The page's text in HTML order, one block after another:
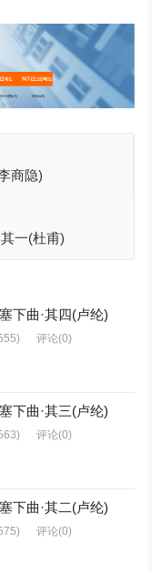
商隐)
一(杜甫)
下曲·其四(卢纶)
评论(0)
下曲·其三(卢纶)
评论(0)
下曲·其二(卢纶)
评论(0)